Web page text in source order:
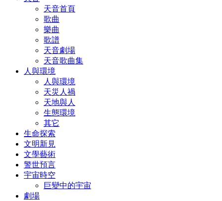
天音首頁
歌曲
樂曲
歌譜
天音劇場
天音歌曲集
人與環境
人與環境
天災人禍
天地與人
生態環境
其它
生命探索
文明新見
文學藝術
警世預言
宇宙時空
巨變中的宇宙
劇場